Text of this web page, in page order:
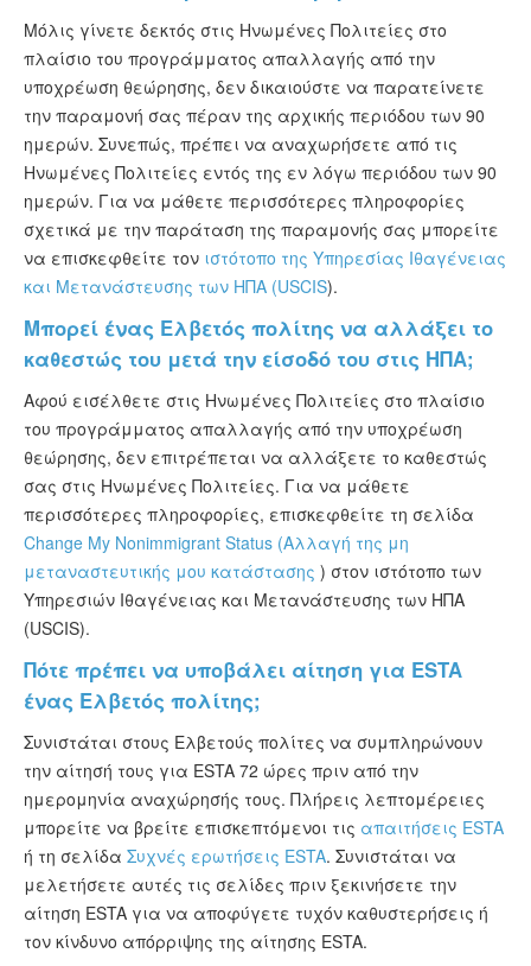
Μόλις γίνετε δεκτός στις Ηνωμένες Πολιτείες στο
πλαίσιο του προγράμματος απαλλαγής από την
υποχρέωση θεώρησης, δεν δικαιούστε να παρατείνετε
την παραμονή σας πέραν της αρχικής περιόδου των 90
ημερών. Συνεπώς, πρέπει να αναχωρήσετε από τις
Ηνωμένες Πολιτείες εντός της εν λόγω περιόδου των 90
ημερών. Για να μάθετε περισσότερες πληροφορίες
σχετικά με την παράταση της παραμονής σας μπορείτε
να επισκεφθείτε τον ιστότοπο της Υπηρεσίας Ιθαγένειας
και Μετανάστευσης των ΗΠΑ (USCIS).
Μπορεί ένας Ελβετός πολίτης να αλλάξει το
καθεστώς του μετά την είσοδό του στις ΗΠΑ;
Αφού εισέλθετε στις Ηνωμένες Πολιτείες στο πλαίσιο
του προγράμματος απαλλαγής από την υποχρέωση
θεώρησης, δεν επιτρέπεται να αλλάξετε το καθεστώς
σας στις Ηνωμένες Πολιτείες. Για να μάθετε
περισσότερες πληροφορίες, επισκεφθείτε τη σελίδα
Change My Nonimmigrant Status (Αλλαγή της μη
μεταναστευτικής μου κατάστασης ) στον ιστότοπο των
Υπηρεσιών Ιθαγένειας και Μετανάστευσης των ΗΠΑ
(USCIS).
Πότε πρέπει να υποβάλει αίτηση για ESTA
ένας Ελβετός πολίτης;
Συνιστάται στους Ελβετούς πολίτες να συμπληρώνουν
την αίτησή τους για ESTA 72 ώρες πριν από την
ημερομηνία αναχώρησής τους. Πλήρεις λεπτομέρειες
μπορείτε να βρείτε επισκεπτόμενοι τις απαιτήσεις ESTA
ή τη σελίδα Συχνές ερωτήσεις ESTA. Συνιστάται να
μελετήσετε αυτές τις σελίδες πριν ξεκινήσετε την
αίτηση ESTA για να αποφύγετε τυχόν καθυστερήσεις ή
τον κίνδυνο απόρριψης της αίτησης ESTA.